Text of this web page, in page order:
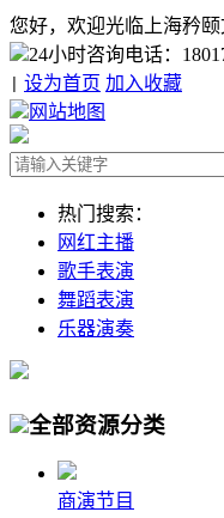
您好，欢迎光临上海矜
24小时咨询电话：
设为首页 加入收藏
网站地图
热门搜索：
网红主播
歌手表演
舞蹈表演
乐器演奏
全部资源分类
商演节目